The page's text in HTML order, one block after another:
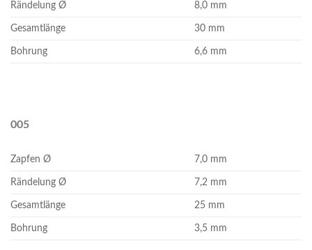
Rändelung Ø 8,0 mm
Gesamtlänge 30 mm
Bohrung 6,6 mm
005
Zapfen Ø 7,0 mm
Rändelung Ø 7,2 mm
Gesamtlänge 25 mm
Bohrung 3,5 mm